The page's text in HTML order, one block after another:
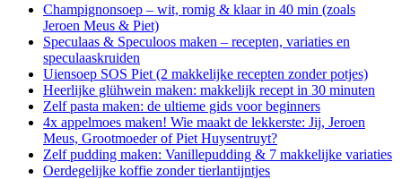
Champignonsoep – wit, romig & klaar in 40 min (zoals
Jeroen Meus & Piet)
Speculaas & Speculoos maken – recepten, variaties en
speculaaskruiden
Uiensoep SOS Piet (2 makkelijke recepten zonder potjes)
Heerlijke glühwein maken: makkelijk recept in 30 minuten
Zelf pasta maken: de ultieme gids voor beginners
4x appelmoes maken! Wie maakt de lekkerste: Jij, Jeroen
Meus, Grootmoeder of Piet Huysentruyt?
Zelf pudding maken: Vanillepudding & 7 makkelijke variaties
Oerdegelijke koffie zonder tierlantijntjes